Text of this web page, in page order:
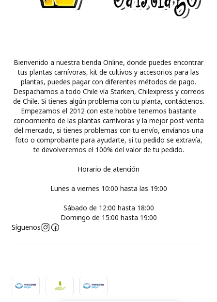
Bienvenido a nuestra tienda Online, donde puedes encontrar
tus plantas carnívoras, kit de cultivos y accesorios para las
plantas, puedes pagar con diferentes métodos de pago.
Despachamos a todo Chile vía Starken, Chilexpress y correos
de Chile. Si tienes algún problema con tu planta, contáctenos.
Empezamos el 2012 con este hobbie tenemos bastante
conocimiento de las plantas carnívoras y la mejor post-venta
del mercado, si tienes problemas con tu envío, envíanos una
foto o comprobante para ayudarte, si tu pedido se extravía,
te devolveremos el 100% del valor de tu pedido.
Horario de atención
Lunes a viernes 10:00 hasta las 19:00
Sábado de 12:00 hasta 18:00
Domingo de 15:00 hasta 19:00
Síguenos